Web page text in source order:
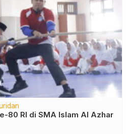
80 RI di SMA Islam Al Azhar